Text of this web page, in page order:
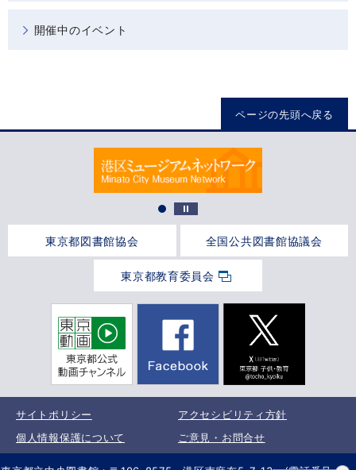
開催中のイベント
ページの先頭へ戻る
東京都図書館協会 全国公共図書館協議会
東京都教育委員会
サイトポリシー
アクセシビリティ方針
個人情報保護について
ご意見・お問合せ